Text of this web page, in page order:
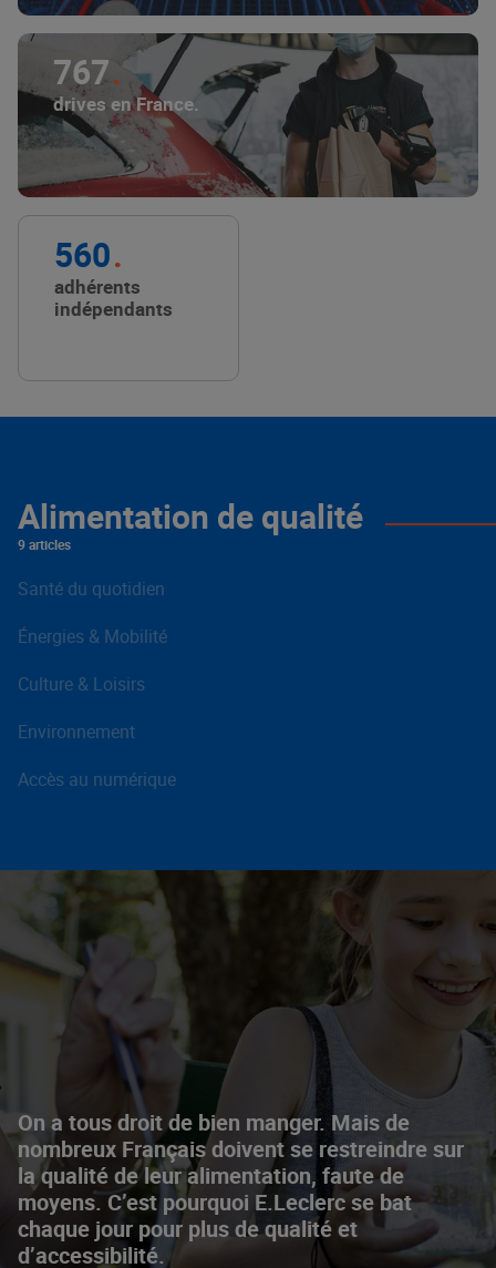
767
drives en France.
560
adhérents
indépendants
On a tous droit de bien manger. Mais de
nombreux Français doivent se restreindre sur
la qualité de leur alimentation, faute de
moyens. C’est pourquoi E.Leclerc se bat
chaque jour pour plus de qualité et
d’accessibilité.
Alimentation de qualité
9 articles
Santé du quotidien
Énergies & Mobilité
Culture & Loisirs
Environnement
Accès au numérique